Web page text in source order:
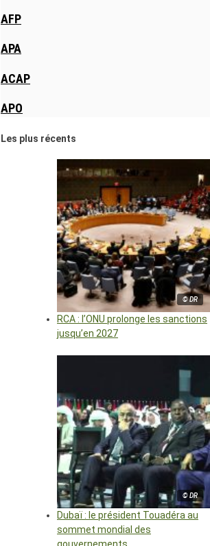
AFP
APA
ACAP
APO
Les plus récents
© DR
RCA : l’ONU prolonge les sanctions
jusqu’en 2027
© DR
Dubaï : le président Touadéra au
sommet mondial des
gouvernements